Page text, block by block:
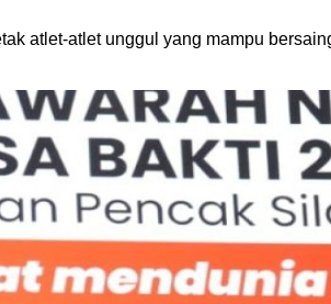
atlet-atlet unggul yang mampu